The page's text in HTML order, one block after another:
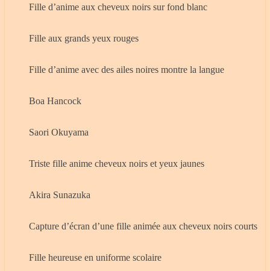
Fille d’anime aux cheveux noirs sur fond blanc
Fille aux grands yeux rouges
Fille d’anime avec des ailes noires montre la langue
Boa Hancock
Saori Okuyama
Triste fille anime cheveux noirs et yeux jaunes
Akira Sunazuka
Capture d’écran d’une fille animée aux cheveux noirs courts
Fille heureuse en uniforme scolaire